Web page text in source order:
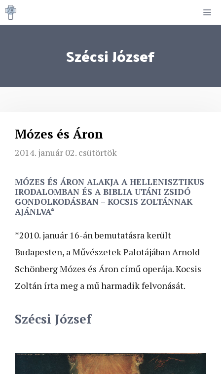
Kilépés
a
Szécsi József
Mózes és Áron
2014. január 02. csütörtök
MÓZES ÉS ÁRON ALAKJA A HELLENISZTIKUS
IRODALOMBAN ÉS A BIBLIA UTÁNI ZSIDÓ
GONDOLKODÁSBAN – KOCSIS ZOLTÁNNAK
AJÁNLVA*
*2010. január 16-án bemutatásra került
Budapesten, a Művészetek Palotájában Arnold
Schönberg Mózes és Áron című operája. Kocsis
Zoltán írta meg a mű harmadik felvonását.
Szécsi József